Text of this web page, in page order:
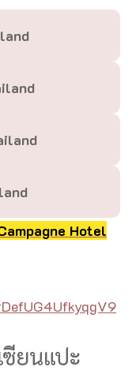
Hotel
ซียนแปะ